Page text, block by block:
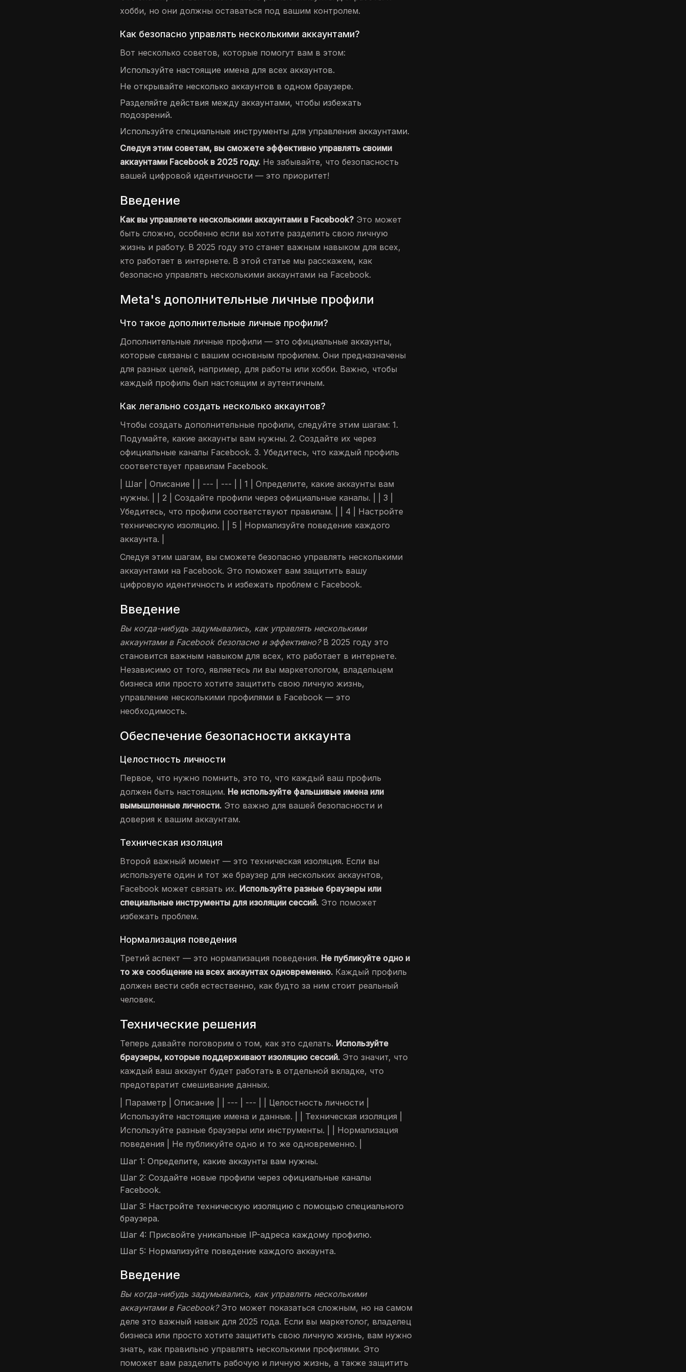
хобби, но они должны оставаться под вашим контролем.
Как безопасно управлять несколькими аккаунтами?
Вот несколько советов, которые помогут вам в этом:
Используйте настоящие имена для всех аккаунтов.
Не открывайте несколько аккаунтов в одном браузере.
Разделяйте действия между аккаунтами, чтобы избежать
подозрений.
Используйте специальные инструменты для управления аккаунтами.
Следуя этим советам, вы сможете эффективно управлять своими
аккаунтами Facebook в 2025 году. Не забывайте, что безопасность
вашей цифровой идентичности — это приоритет!
Введение
Как вы управляете несколькими аккаунтами в Facebook? Это может
быть сложно, особенно если вы хотите разделить свою личную
жизнь и работу. В 2025 году это станет важным навыком для всех,
кто работает в интернете. В этой статье мы расскажем, как
безопасно управлять несколькими аккаунтами на Facebook.
Meta's дополнительные личные профили
Что такое дополнительные личные профили?
Дополнительные личные профили — это официальные аккаунты,
которые связаны с вашим основным профилем. Они предназначены
для разных целей, например, для работы или хобби. Важно, чтобы
каждый профиль был настоящим и аутентичным.
Как легально создать несколько аккаунтов?
Чтобы создать дополнительные профили, следуйте этим шагам: 1.
Подумайте, какие аккаунты вам нужны. 2. Создайте их через
официальные каналы Facebook. 3. Убедитесь, что каждый профиль
соответствует правилам Facebook.
| Шаг | Описание | | --- | --- | | 1 | Определите, какие аккаунты вам
нужны. | | 2 | Создайте профили через официальные каналы. | | 3 |
Убедитесь, что профили соответствуют правилам. | | 4 | Настройте
техническую изоляцию. | | 5 | Нормализуйте поведение каждого
аккаунта. |
Следуя этим шагам, вы сможете безопасно управлять несколькими
аккаунтами на Facebook. Это поможет вам защитить вашу
цифровую идентичность и избежать проблем с Facebook.
Введение
Вы когда-нибудь задумывались, как управлять несколькими
аккаунтами в Facebook безопасно и эффективно?В 2025 году это
становится важным навыком для всех, кто работает в интернете.
Независимо от того, являетесь ли вы маркетологом, владельцем
бизнеса или просто хотите защитить свою личную жизнь,
управление несколькими профилями в Facebook — это
необходимость.
Обеспечение безопасности аккаунта
Целостность личности
Первое, что нужно помнить, это то, что каждый ваш профиль
должен быть настоящим. Не используйте фальшивые имена или
вымышленные личности. Это важно для вашей безопасности и
доверия к вашим аккаунтам.
Техническая изоляция
Второй важный момент — это техническая изоляция. Если вы
используете один и тот же браузер для нескольких аккаунтов,
Facebook может связать их. Используйте разные браузеры или
специальные инструменты для изоляции сессий. Это поможет
избежать проблем.
Нормализация поведения
Третий аспект — это нормализация поведения. Не публикуйте одно и
то же сообщение на всех аккаунтах одновременно. Каждый профиль
должен вести себя естественно, как будто за ним стоит реальный
человек.
Технические решения
Теперь давайте поговорим о том, как это сделать. Используйте
браузеры, которые поддерживают изоляцию сессий. Это значит, что
каждый ваш аккаунт будет работать в отдельной вкладке, что
предотвратит смешивание данных.
| Параметр | Описание | | --- | --- | | Целостность личности |
Используйте настоящие имена и данные. | | Техническая изоляция |
Используйте разные браузеры или инструменты. | | Нормализация
поведения | Не публикуйте одно и то же одновременно. |
Шаг 1: Определите, какие аккаунты вам нужны.
Шаг 2: Создайте новые профили через официальные каналы
Facebook.
Шаг 3: Настройте техническую изоляцию с помощью специального
браузера.
Шаг 4: Присвойте уникальные IP-адреса каждому профилю.
Шаг 5: Нормализуйте поведение каждого аккаунта.
Введение
Вы когда-нибудь задумывались, как управлять несколькими
аккаунтами в Facebook?Это может показаться сложным, но на самом
деле это важный навык для 2025 года. Если вы маркетолог, владелец
бизнеса или просто хотите защитить свою личную жизнь, вам нужно
знать, как правильно управлять несколькими профилями. Это
поможет вам разделить рабочую и личную жизнь, а также защитить